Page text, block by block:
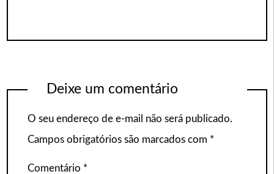
Deixe um comentário
O seu endereço de e-mail não será publicado.
Campos obrigatórios são marcados com *
Comentário *